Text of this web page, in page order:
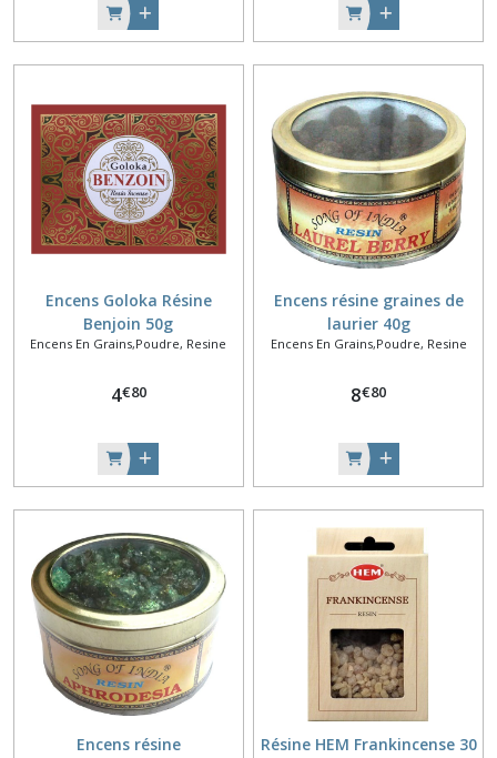
Encens Goloka Résine
Benjoin 50g
Encens En Grains,Poudre, Resine
4€80
Encens résine graines de
laurier 40g
Encens En Grains,Poudre, Resine
8€80
Encens résine
Résine HEM Frankincense 30